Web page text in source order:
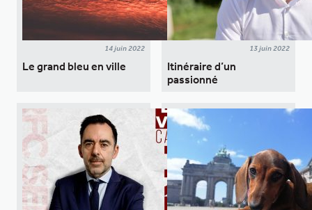
14 juin 2022
Le grand bleu en ville
13 juin 2022
Itinéraire d’un
passionné